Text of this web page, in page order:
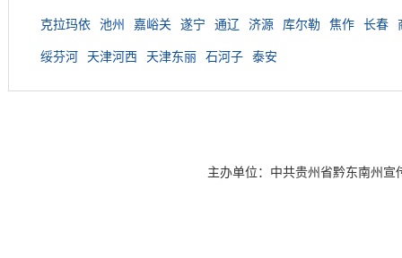
克拉玛依 池州 嘉峪关 遂宁 通辽 济源 库尔勒 焦作 长春
绥芬河 天津河西 天津东丽 石河子 泰安
主办单位：中共贵州省黔东南州宣